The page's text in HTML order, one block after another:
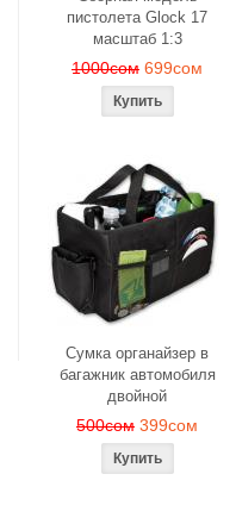
пистолета Glock 17
масштаб 1:3
1000сом 699сом
Сумка органайзер в
багажник автомобиля
двойной
500сом 399сом